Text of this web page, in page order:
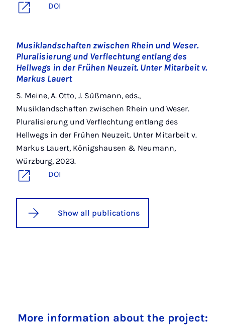
DOI
Musiklandschaften zwischen Rhein und Weser.
Pluralisierung und Verflechtung entlang des
Hellwegs in der Frühen Neuzeit. Unter Mitarbeit v.
Markus Lauert
S. Meine, A. Otto, J. Süßmann, eds.,
Musiklandschaften zwischen Rhein und Weser.
Pluralisierung und Verflechtung entlang des
Hellwegs in der Frühen Neuzeit. Unter Mitarbeit v.
Markus Lauert, Königshausen & Neumann,
Würzburg, 2023.
DOI
Show all publications
More information about the project: